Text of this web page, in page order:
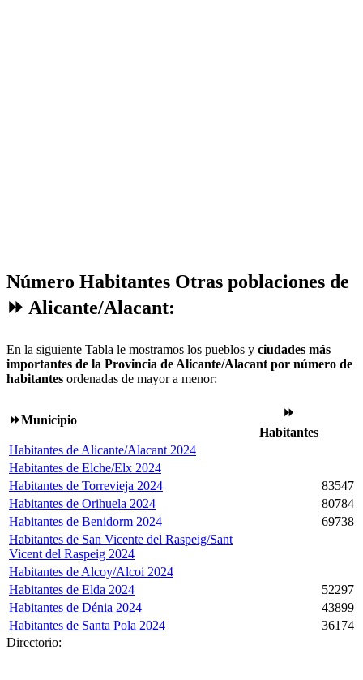
Número Habitantes Otras poblaciones de
⏩ Alicante/Alacant:
En la siguiente Tabla le mostramos los pueblos y ciudades más
importantes de la Provincia de Alicante/Alacant por número de
habitantes ordenadas de mayor a menor:
⏩Municipio
⏩
Habitantes
Habitantes de Alicante/Alacant 2024
Habitantes de Elche/Elx 2024
Habitantes de Torrevieja 2024
83547
Habitantes de Orihuela 2024
80784
Habitantes de Benidorm 2024
69738
Habitantes de San Vicente del Raspeig/Sant
Vicent del Raspeig 2024
Habitantes de Alcoy/Alcoi 2024
Habitantes de Elda 2024
52297
Habitantes de Dénia 2024
43899
Habitantes de Santa Pola 2024
36174
Directorio: